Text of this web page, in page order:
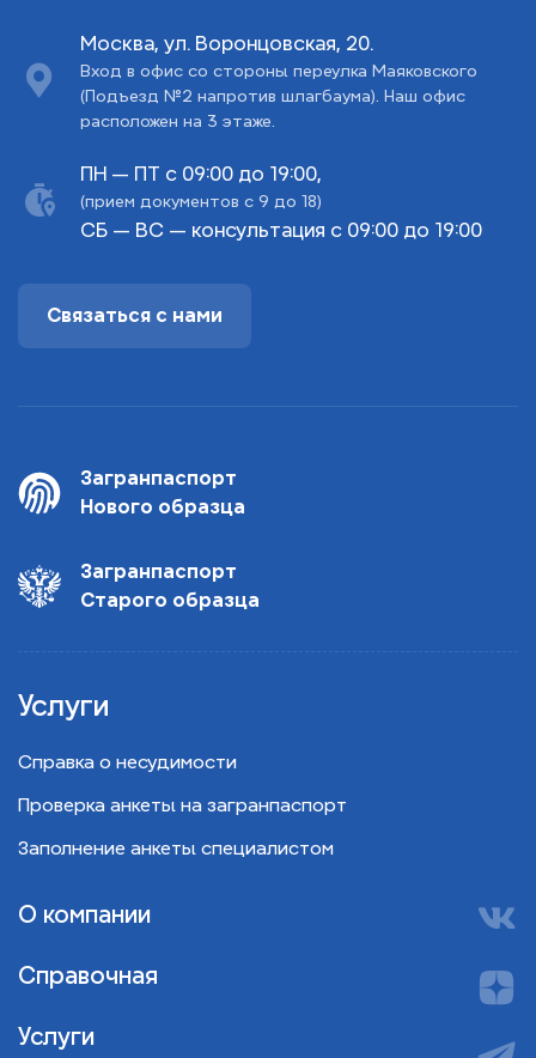
Москва, ул. Воронцовская, 20.
Вход в офис со стороны переулка Маяковского
(Подъезд №2 напротив шлагбаума). Наш офис
расположен на 3 этаже.
ПН — ПТ с 09:00 до 19:00,
(прием документов с 9 до 18)
СБ — ВС — консультация с 09:00 до 19:00
Связаться с нами
Загранпаспорт
Нового образца
Загранпаспорт
Старого образца
Услуги
Справка о несудимости
Проверка анкеты на загранпаспорт
Заполнение анкеты специалистом
О компании
Справочная
Услуги